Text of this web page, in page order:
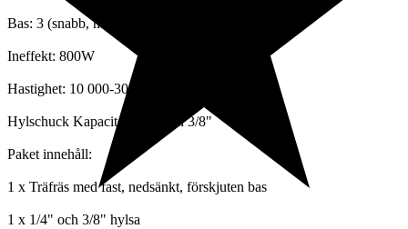
Bas: 3 (snabb, nedsänkt, förskjuten bas)
Ineffekt: 800W
Hastighet: 10 000-30 000 rpm
Hylschuck Kapacitet: 1/4" och 3/8"
Paket innehåll:
1 x Träfräs med fast, nedsänkt, förskjuten bas
1 x 1/4" och 3/8" hylsa